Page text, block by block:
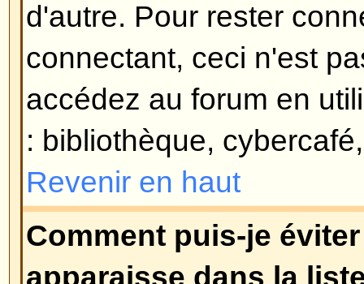
les instructions que vous avez
le cas, alors peut-être que votre
activé ? Certains forums
nouveaux enregistrements
vous-même, soit par
vous connecter. Lorsque vous
message aurait dû vous
requise ou non. Si vous avez
alors les instructions qui s'y